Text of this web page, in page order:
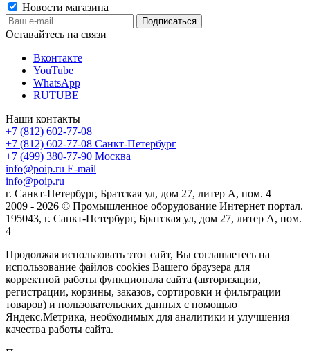
Новости магазина
Оставайтесь на связи
Вконтакте
YouTube
WhatsApp
RUTUBE
Наши контакты
+7 (812) 602-77-08
+7 (812) 602-77-08 Санкт-Петербург
+7 (499) 380-77-90 Москва
info@poip.ru E-mail
info@poip.ru
г. Санкт-Петербург, Братская ул, дом 27, литер А, пом. 4
2009 - 2026 © Промышленное оборудование Интернет портал.
195043, г. Санкт-Петербург, Братская ул, дом 27, литер А, пом.
4
Продолжая использовать этот сайт, Вы соглашаетесь на
использование файлов cookies Вашего браузера для
корректной работы функционала сайта (авторизации,
регистрации, корзины, заказов, сортировки и фильтрации
товаров) и пользовательских данных с помощью
Яндекс.Метрика, необходимых для аналитики и улучшения
качества работы сайта.